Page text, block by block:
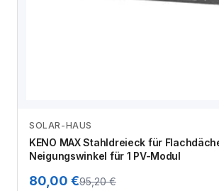
SOLAR-HAUS
KENO MAX Stahldreieck für
Neigungswinkel für 1 PV-Modul
80,00 €95,20 €